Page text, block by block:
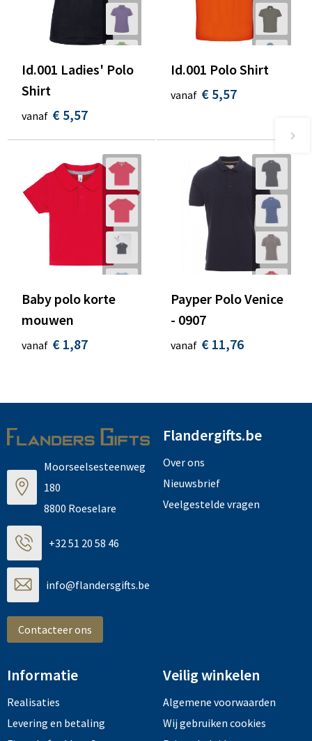
Id.001 Ladies' Polo
Shirt
vanaf € 5,57
Id.001 Polo Shirt
vanaf € 5,57
Baby polo korte
mouwen
vanaf € 1,87
Payper Polo Venice
- 0907
vanaf € 11,76
Moorseelsesteenweg
180
8800 Roeselare
+32 51 20 58 46
info@flandersgifts.be
Contacteer ons
Flandergifts.be
Over ons
Nieuwsbrief
Veelgestelde vragen
Informatie
Realisaties
Levering en betaling
Veilig winkelen
Algemene voorwaarden
Wij gebruiken cookies